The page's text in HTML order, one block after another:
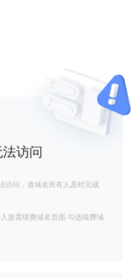
访问
访问，请域名所有人及时完成
急需续费域名页面-勾选续费域